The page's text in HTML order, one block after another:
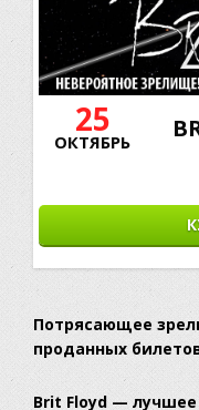
25
ОКТЯБРЬ
Потрясающее
проданных
Brit Floyd —